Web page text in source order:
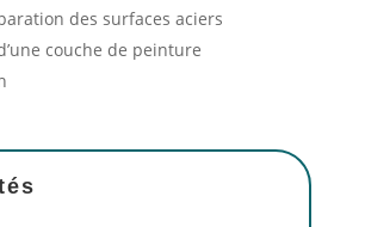
des surfaces aciers
couche de peinture